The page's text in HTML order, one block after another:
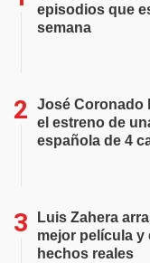
episodios que
semana
José Coronado
el estreno de
española de 4
Luis Zahera
mejor película y
hechos reales